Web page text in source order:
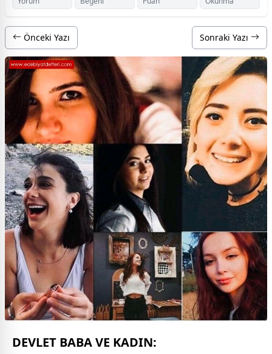
Önceki Yazı Sonraki Yazı
DEVLET BABA VE KADIN: